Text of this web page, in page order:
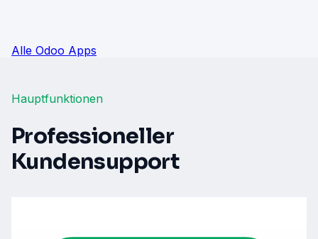
Alle Odoo Apps
Hauptfunktionen
Professioneller
Kundensupport